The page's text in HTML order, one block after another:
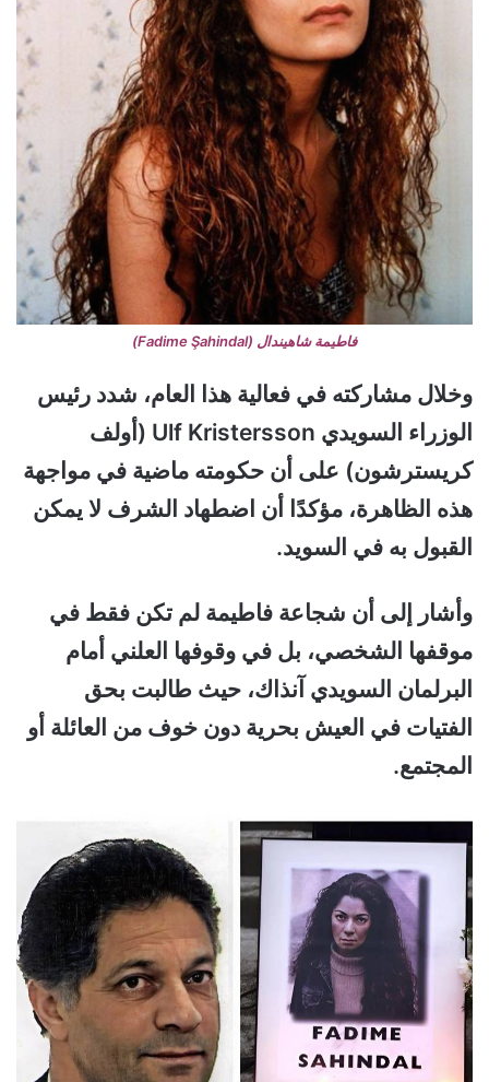
فاطيمة شاهيندال (Fadime Şahindal)
وخلال مشاركته في فعالية هذا العام، شدد رئيس
الوزراء السويدي Ulf Kristersson (أولف
كريسترشون) على أن حكومته ماضية في مواجهة
هذه الظاهرة، مؤكدًا أن اضطهاد الشرف لا يمكن
القبول به في السويد.
وأشار إلى أن شجاعة فاطيمة لم تكن فقط في
موقفها الشخصي، بل في وقوفها العلني أمام
البرلمان السويدي آنذاك، حيث طالبت بحق
الفتيات في العيش بحرية دون خوف من العائلة أو
المجتمع.